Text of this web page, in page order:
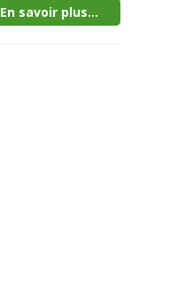
En savoir plus...